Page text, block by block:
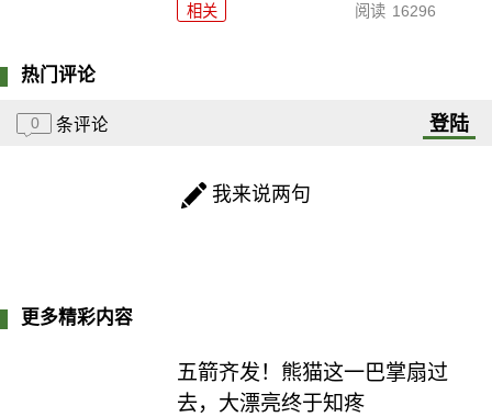
相关 阅读 16296
热门评论
0 条评论 登陆
我来说两句
更多精彩内容
五箭齐发！熊猫这一巴掌扇过
去，大漂亮终于知疼